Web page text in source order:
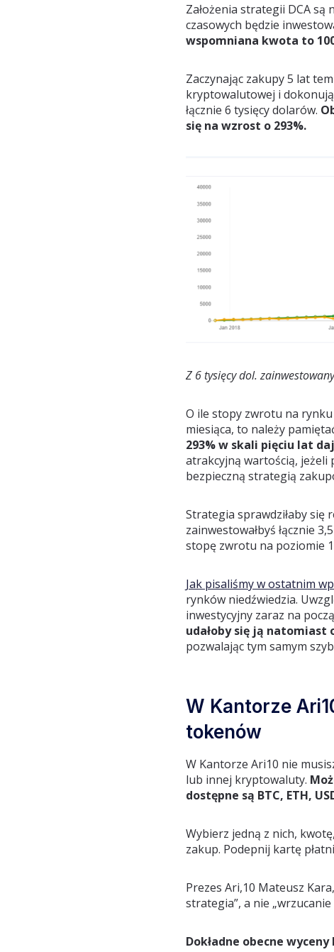
Założenia strategii DCA
czasowych będzie
wspomniana kwota to
Zaczynając zakupy 5 lat
kryptowalutowej i
łącznie 6 tysięcy dolarów.
się na wzrost o 293%.
Z 6 tysięcy dol.
O ile stopy zwrotu na
miesiąca, to należy
293% w skali pięciu lat
atrakcyjną wartością, jeżeli
bezpieczną strategią
Strategia sprawdziłaby się
zainwestowałbyś łącznie
stopę zwrotu na poziomie
Jak pisaliśmy w ostatnim
rynków niedźwiedzia.
inwestycyjny zaraz na
udałoby się ją natomiast
pozwalając tym samym
W Kantorze
tokenów
W Kantorze Ari10 nie
lub innej kryptowaluty.
dostępne są BTC, ETH,
Wybierz jedną z nich,
zakup. Podepnij kartę
Prezes Ari,10 Mateusz
strategia”, a nie
Dokładne obecne